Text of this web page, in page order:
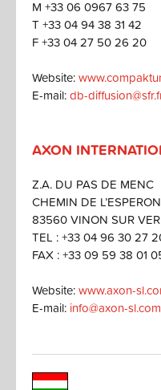
M +33 06 0967 63 75
T +33 04 94 38 31 42
F +33 04 27 50 26 20
Website:
E-mail:db-
AXON
Z.A. DU PAS DE MENC
CHEMIN DE L’ESPERON
83560 VINON SUR
TEL : +33 04 96 30 27
FAX : +33 09 59 38 01
Website:www.axon-
E-mail: info@axon-sl.com